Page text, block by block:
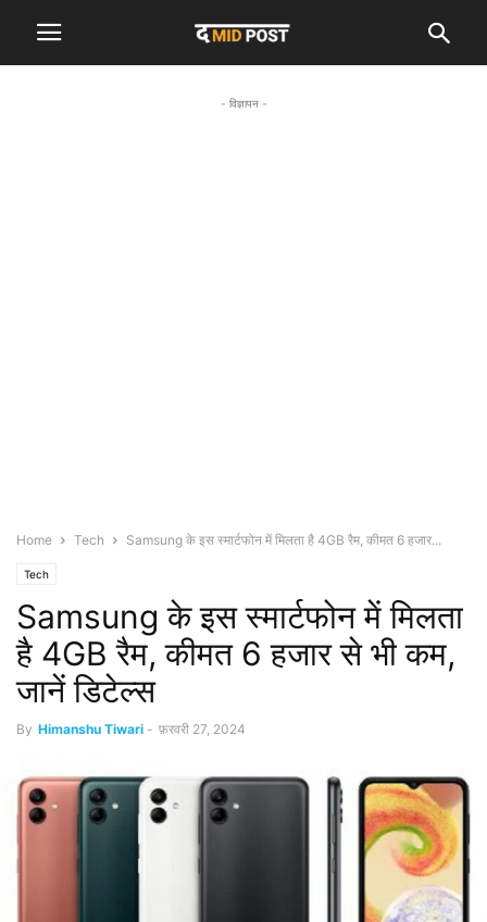
- विज्ञापन -
Home Tech Samsung के इस स्मार्टफोन में मिलता है 4GB रैम, कीमत 6 हजार...
Tech
Samsung के इस स्मार्टफोन में मिलता
है 4GB रैम, कीमत 6 हजार से भी कम,
जानें डिटेल्स
By Himanshu Tiwari - फ़रवरी 27, 2024